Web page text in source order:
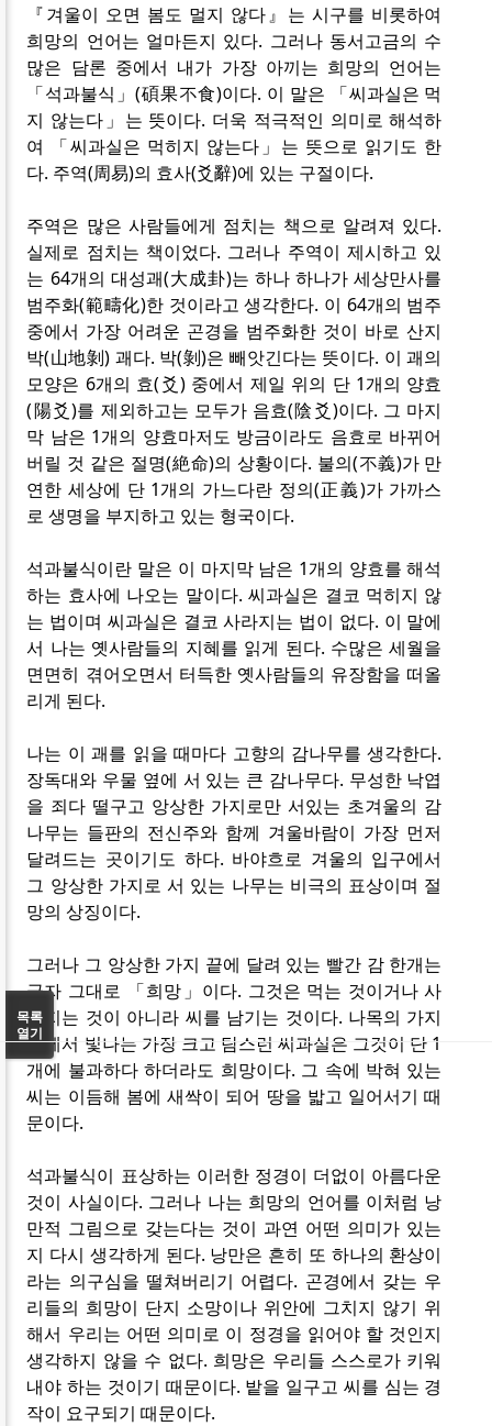
『겨울이 오면 봄도 멀지 않다』는 시구를 비롯하여
희망의 언어는 얼마든지 있다. 그러나 동서고금의 수
많은 담론 중에서 내가 가장 아끼는 희망의 언어는
「석과불식」(碩果不食)이다. 이 말은 「씨과실은 먹
지 않는다」는 뜻이다. 더욱 적극적인 의미로 해석하
여 「씨과실은 먹히지 않는다」는 뜻으로 읽기도 한
다. 주역(周易)의 효사(爻辭)에 있는 구절이다.
주역은 많은 사람들에게 점치는 책으로 알려져 있다.
실제로 점치는 책이었다. 그러나 주역이 제시하고 있
는 64개의 대성괘(大成卦)는 하나 하나가 세상만사를
범주화(範疇化)한 것이라고 생각한다. 이 64개의 범주
중에서 가장 어려운 곤경을 범주화한 것이 바로 산지
박(山地剝) 괘다. 박(剝)은 빼앗긴다는 뜻이다. 이 괘의
모양은 6개의 효(爻) 중에서 제일 위의 단 1개의 양효
(陽爻)를 제외하고는 모두가 음효(陰爻)이다. 그 마지
막 남은 1개의 양효마저도 방금이라도 음효로 바뀌어
버릴 것 같은 절명(絶命)의 상황이다. 불의(不義)가 만
연한 세상에 단 1개의 가느다란 정의(正義)가 가까스
로 생명을 부지하고 있는 형국이다.
석과불식이란 말은 이 마지막 남은 1개의 양효를 해석
하는 효사에 나오는 말이다. 씨과실은 결코 먹히지 않
는 법이며 씨과실은 결코 사라지는 법이 없다. 이 말에
서 나는 옛사람들의 지혜를 읽게 된다. 수많은 세월을
면면히 겪어오면서 터득한 옛사람들의 유장함을 떠올
리게 된다.
나는 이 괘를 읽을 때마다 고향의 감나무를 생각한다.
장독대와 우물 옆에 서 있는 큰 감나무다. 무성한 낙엽
을 죄다 떨구고 앙상한 가지로만 서있는 초겨울의 감
나무는 들판의 전신주와 함께 겨울바람이 가장 먼저
달려드는 곳이기도 하다. 바야흐로 겨울의 입구에서
그 앙상한 가지로 서 있는 나무는 비극의 표상이며 절
망의 상징이다.
그러나 그 앙상한 가지 끝에 달려 있는 빨간 감 한개는
글자 그대로 「희망」이다. 그것은 먹는 것이거나 사
라지는 것이 아니라 씨를 남기는 것이다. 나목의 가지
끝에서 빛나는 가장 크고 탐스런 씨과실은 그것이 단 1
개에 불과하다 하더라도 희망이다. 그 속에 박혀 있는
씨는 이듬해 봄에 새싹이 되어 땅을 밟고 일어서기 때
문이다.
석과불식이 표상하는 이러한 정경이 더없이 아름다운
것이 사실이다. 그러나 나는 희망의 언어를 이처럼 낭
만적 그림으로 갖는다는 것이 과연 어떤 의미가 있는
지 다시 생각하게 된다. 낭만은 흔히 또 하나의 환상이
라는 의구심을 떨쳐버리기 어렵다. 곤경에서 갖는 우
리들의 희망이 단지 소망이나 위안에 그치지 않기 위
해서 우리는 어떤 의미로 이 정경을 읽어야 할 것인지
생각하지 않을 수 없다. 희망은 우리들 스스로가 키워
내야 하는 것이기 때문이다. 밭을 일구고 씨를 심는 경
작이 요구되기 때문이다.
목록
열기